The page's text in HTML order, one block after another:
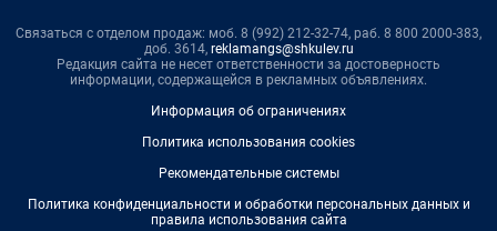
Связаться с отделом продаж: моб. 8 (992) 212-32-74, раб. 8 800 2000-383,
доб. 3614, reklamangs@shkulev.ru
Редакция сайта не несет ответственности за достоверность
информации, содержащейся в рекламных объявлениях.
Информация об ограничениях
Политика использования cookies
Рекомендательные системы
Политика конфиденциальности и обработки персональных данных и
правила использования сайта